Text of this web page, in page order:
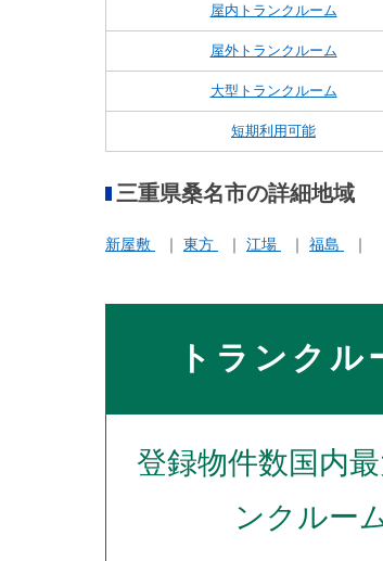
屋内トランクルーム
屋外トランクルーム
大型トランクルーム
短期利用可能
三重県桑名市の詳細地域
新屋敷 東方 江場 福島
トランク
登録物件数国内
ンクルー